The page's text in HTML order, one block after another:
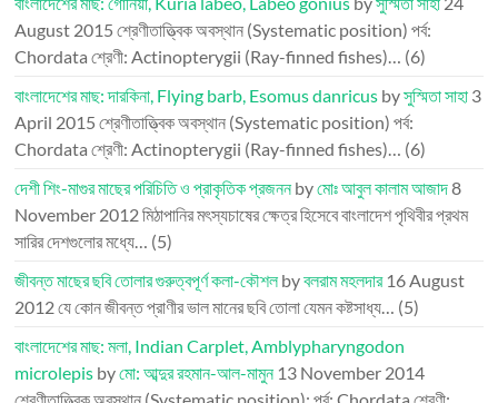
August 2015 শ্রেণীতাত্ত্বিক অবস্থান (Systematic position) পর্ব:
Chordata শ্রেণী: Actinopterygii (Ray-finned fishes)… (6)
বাংলাদেশের মাছ: দারকিনা, Flying barb, Esomus danricus byসুস্মিতা সাহা 3
April 2015 শ্রেণীতাত্ত্বিক অবস্থান (Systematic position) পর্ব:
Chordata শ্রেণী: Actinopterygii (Ray-finned fishes)… (6)
দেশী শিং-মাগুর মাছের পরিচিতি ও প্রাকৃতিক প্রজননbyমোঃ আবুল কালাম আজাদ8
November 2012মিঠাপানির মৎস্যচাষের ক্ষেত্র হিসেবে বাংলাদেশ পৃথিবীর প্রথম
সারির দেশগুলোর মধ্যে… (5)
জীবন্ত মাছের ছবি তোলার গুরুত্বপূর্ণ কলা-কৌশলbyবলরাম মহলদার 16 August
2012যে কোন জীবন্ত প্রাণীর ভাল মানের ছবি তোলা যেমন কষ্টসাধ্য… (5)
বাংলাদেশের মাছ: মলা, Indian Carplet, Amblypharyngodon
microlepis byমো: আব্দুর রহমান-আল-মামুন 13 November 2014